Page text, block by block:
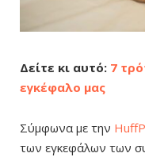
Δείτε κι αυτό: 7
εγκέφαλο μας
Σύμφωνα με την
των εγκεφάλων των